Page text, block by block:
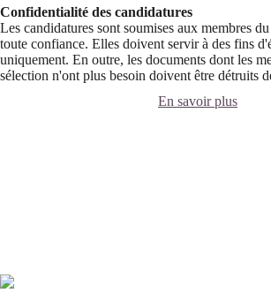
Confidentialité des candidatures
Les candidatures sont soumises aux membres
toute confiance. Elles doivent servir à des fins
uniquement. En outre, les documents dont les
sélection n'ont plus besoin doivent être détruits
En savoir plus